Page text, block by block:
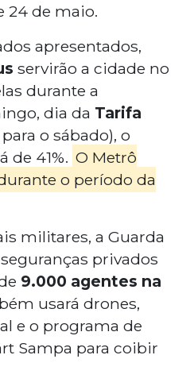
24 de maio.
apresentados,
servirão a cidade no
durante a
dia da Tarifa
o sábado), o
de 41%. O Metrô
o período da
militares, a Guarda
privados
9.000 agentes na
usará drones,
e o programa de
Sampa para coibir